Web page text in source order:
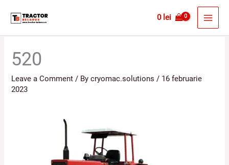
content
0 lei
520
Leave a Comment / Bycryomac.solutions/ 16 februarie
2023